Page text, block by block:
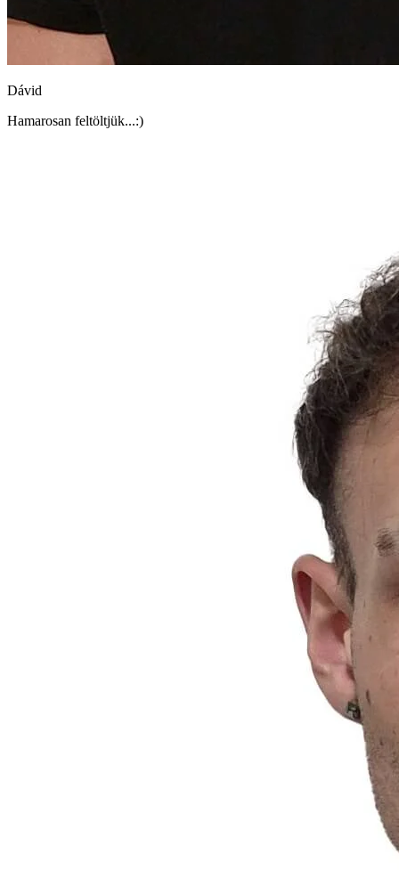
Dávid
Hamarosan feltöltjük...:)